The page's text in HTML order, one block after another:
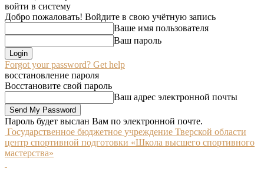
войти в систему
Добро пожаловать! Войдите в свою учётную запись
Ваше имя пользователя
Ваш пароль
Forgot your password? Get help
восстановление пароля
Восстановите свой пароль
Ваш адрес электронной почты
Пароль будет выслан Вам по электронной почте.
Государственное бюджетное учреждение Тверской области
центр спортивной подготовки «Школа высшего спортивного
мастерства»